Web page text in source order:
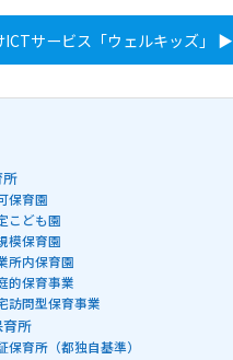
ICTサービス「ウェルキッズ」 ▶
保育園
こども園
模保育園
所内保育園
的保育事業
訪問型保育事業
所
保育所（都独自基準）